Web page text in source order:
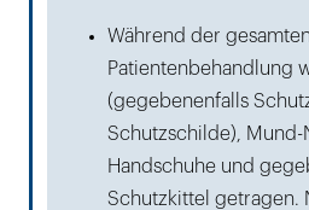
Während der gesamten
Patientenbehandlung
(gegebenenfalls
Schutzschilde), Mund-
Handschuhe und
Schutzkittel getragen.